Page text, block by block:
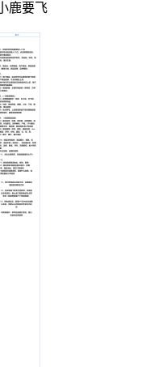
鹿要飞